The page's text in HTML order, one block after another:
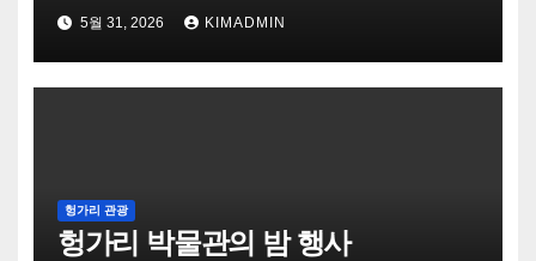
5월 31, 2026 KIMADMIN
헝가리 관광
헝가리 박물관의 밤 행사